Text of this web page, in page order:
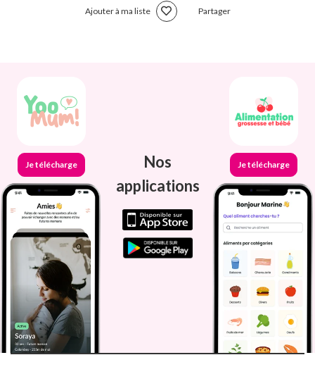
Ajouter à ma liste Partager
Je télécharge
Nos
applications
Je télécharge